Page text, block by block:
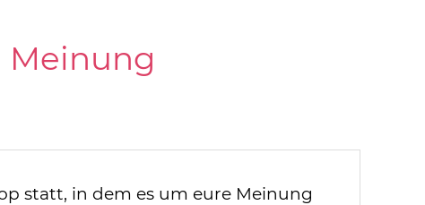
Meinung
statt, in dem es um eure Meinung